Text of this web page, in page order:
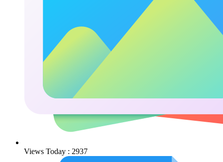
Views Today : 2937